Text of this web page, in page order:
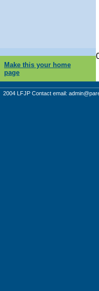
Make this your home
page
2004 LFJP Contact email: